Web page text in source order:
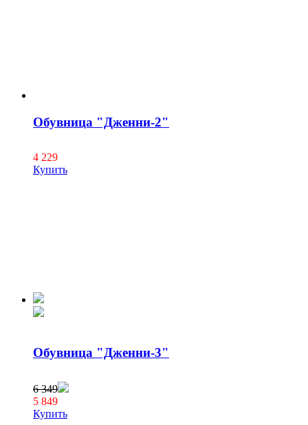
Обувница "Дженни-2"
4 229
Купить
Обувница "Дженни-3"
6 349
5 849
Купить